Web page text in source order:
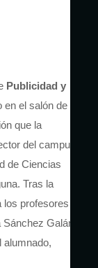
Publicidad y
en el salón de
que la
del campus,
de Ciencias
Tras la
los profesores
Galán y
alumnado,